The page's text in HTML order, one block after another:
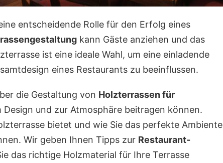
entscheidende Rolle für den Erfolg eines
kann Gäste anziehen und das
ist eine ideale Wahl, um eine einladende
eines Restaurants zu beeinflussen.
die Gestaltung von Holzterrassen für
Design und zur Atmosphäre beitragen können.
bietet und wie Sie das perfekte Ambiente
Wir geben Ihnen Tipps zur Restaurant-
das richtige Holzmaterial für Ihre Terrasse